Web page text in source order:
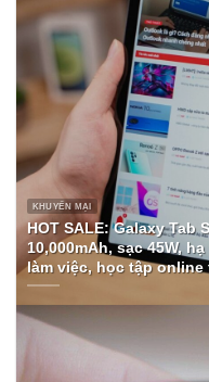
KHUYẾN MẠI
HOT SALE: Galaxy Tab
10,000mAh, sạc 45W,
làm việc, học tập online